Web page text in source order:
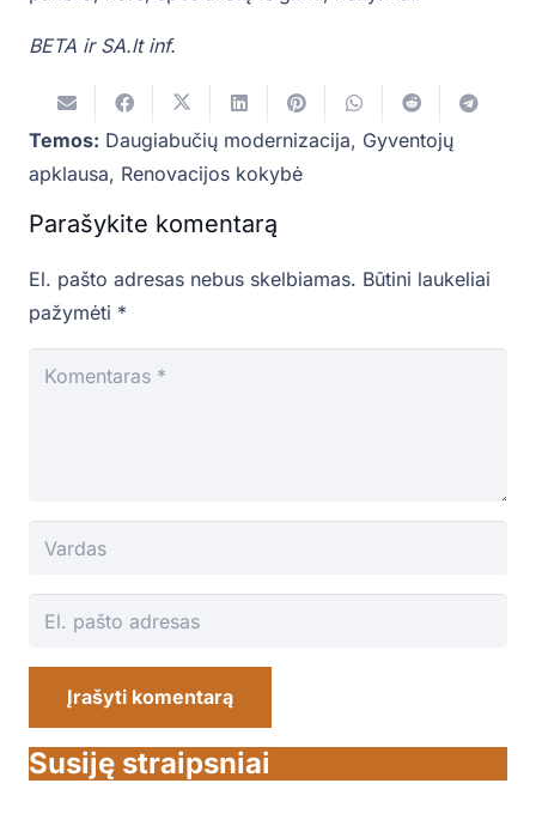
BETA ir SA.lt inf.
Temos: Daugiabučių modernizacija, Gyventojų
apklausa, Renovacijos kokybė
Parašykite komentarą
El. pašto adresas nebus skelbiamas. Būtini laukeliai
pažymėti *
Įrašyti komentarą
Susiję straipsniai